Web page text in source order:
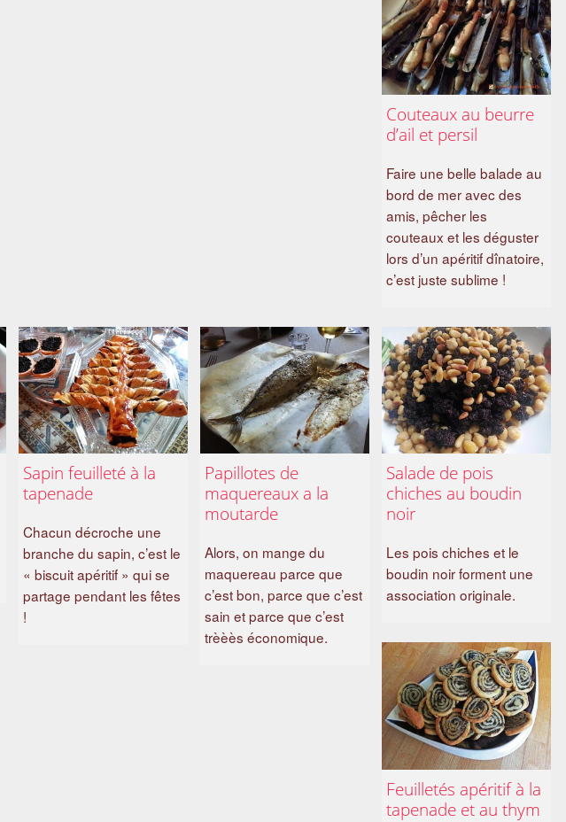
Couteaux au beurre
d’ail et persil
Faire une belle balade au
bord de mer avec des
amis, pêcher les
couteaux et les déguster
lors d’un apéritif dînatoire,
c’est juste sublime !
Sapin feuilleté à la
tapenade
Chacun décroche une
branche du sapin, c’est le
« biscuit apéritif » qui se
partage pendant les fêtes
!
Papillotes de
maquereaux a la
moutarde
Alors, on mange du
maquereau parce que
c’est bon, parce que c’est
sain et parce que c’est
trèèès économique.
Salade de pois
chiches au boudin
noir
Les pois chiches et le
boudin noir forment une
association originale.
Feuilletés apéritif à la
tapenade et au thym